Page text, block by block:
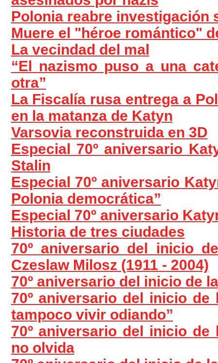
Polonia reabre investigación
Muere el "héroe romántico"
La vecindad del mal
“El nazismo puso a una
otra”
La Fiscalía rusa entrega a
en la matanza de Katyn
Varsovia reconstruida en 3D
Especial 70º aniversario
Stalin
Especial 70º aniversario
Polonia democrática”
Especial 70º aniversario
Historia de tres ciudades
70º aniversario del inicio
Czeslaw Milosz (1911 - 2004)
70º aniversario del inicio de
70º aniversario del inicio de
tampoco vivir odiando”
70º aniversario del inicio de
no olvida